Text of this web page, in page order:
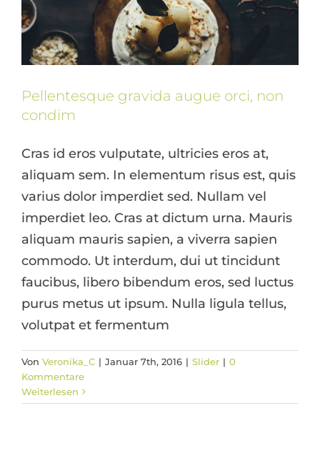
Pellentesque gravida augue orci, non
condim
Cras id eros vulputate, ultricies eros at,
aliquam sem. In elementum risus est, quis
varius dolor imperdiet sed. Nullam vel
imperdiet leo. Cras at dictum urna. Mauris
aliquam mauris sapien, a viverra sapien
commodo. Ut interdum, dui ut tincidunt
faucibus, libero bibendum eros, sed luctus
purus metus ut ipsum. Nulla ligula tellus,
volutpat et fermentum
Von Veronika_C | Januar 7th, 2016 | Slider | 0
Kommentare
Weiterlesen